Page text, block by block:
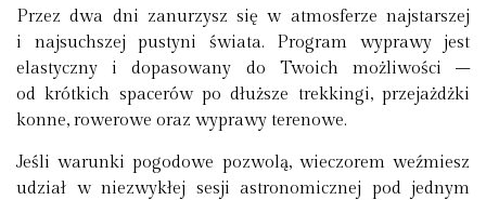
Przez dwa dni zanurzysz się w atmosferze najstarszej
i najsuchszej pustyni świata. Program wyprawy jest
elastyczny i dopasowany do Twoich możliwości –
od krótkich spacerów po dłuższe trekkingi, przejażdżki
konne, rowerowe oraz wyprawy terenowe.
Jeśli warunki pogodowe pozwolą, wieczorem weźmiesz
udział w niezwykłej sesji astronomicznej pod jednym